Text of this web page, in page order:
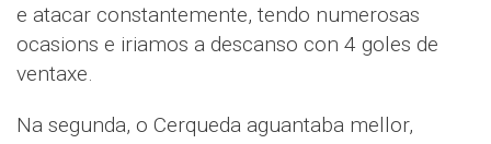
e atacar constantemente, tendo numerosas
ocasions e iriamos a descanso con 4 goles de
ventaxe.
Na segunda, o Cerqueda aguantaba mellor,